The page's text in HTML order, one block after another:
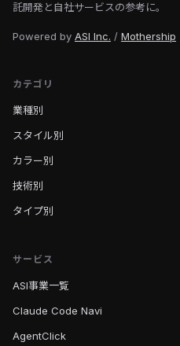
託開発と自社サービスの参考に。
Powered by ASI Inc. / Mothership
カテゴリ
業種別
スタイル別
カラー別
技術別
タイプ別
サービス
ASI事業一覧
Claude Code Navi
AgentClick